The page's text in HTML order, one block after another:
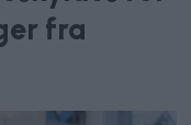
fra